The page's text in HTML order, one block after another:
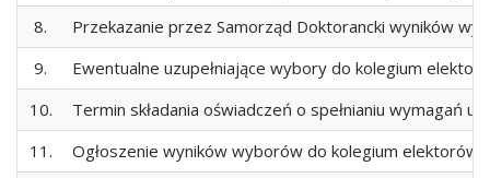
8.
Przekazanie przez Samorząd Doktorancki wyników
9.
Ewentualne uzupełniające wybory do kolegium
10.
Termin składania oświadczeń o spełnianiu wymagań
11.
Ogłoszenie wyników wyborów do kolegium elektorów